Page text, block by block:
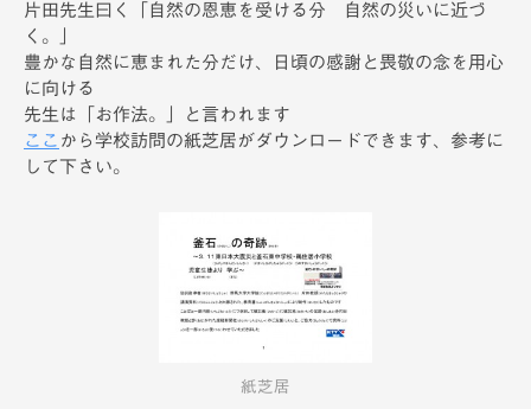
片田先生曰く「自然の恩恵を受ける分 自然の災いに近づ
く。」
豊かな自然に恵まれた分だけ、日頃の感謝と畏敬の念を用心
に向ける
先生は「お作法。」と言われます
ここ から学校訪問の紙芝居がダウンロードできます、参考に
して下さい。
紙芝居